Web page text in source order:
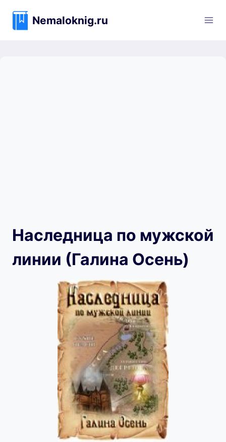
содержимому
Nemaloknig.ru
Наследница по мужской
линии (Галина Осень)